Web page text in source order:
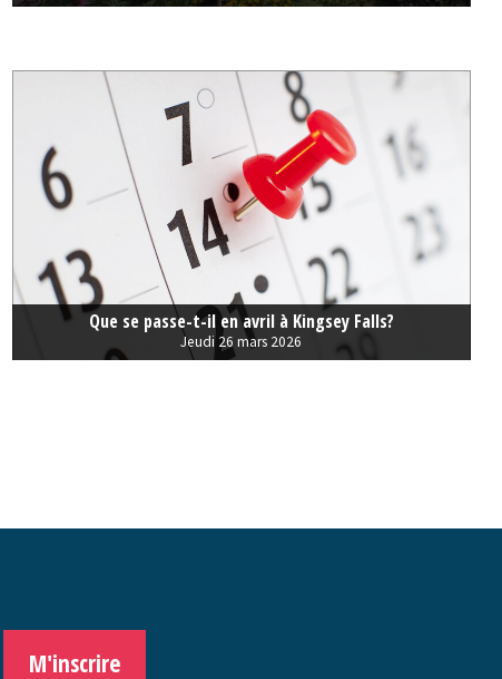
Que se passe-t-il en avril à Kingsey Falls?
Jeudi 26 mars 2026
M'inscrire